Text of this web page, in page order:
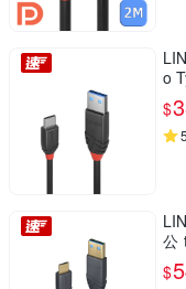
o
$
5
公
m
$